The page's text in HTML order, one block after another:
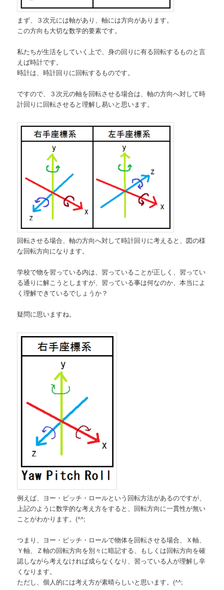
まず、３次元には軸があり、軸には方向があります。
この方向も大切な数学的要素です。
私たちが生活をしていく上で、身の回りに有る回転するものと言
えば時計です。
時計は、時計回りに回転するものです。
ですので、３次元の軸を回転させる場合は、軸の方向へ対して時
計回りに回転させると理解し易いと思います。
回転させる場合、軸の方向へ対して時計回りに考えると、図の様
な回転方向になります。
学校で物を習っている内は、習っていることが正しく、習ってい
る通りに解こうとしますが、習っている事は何なのか、本当によ
く理解できているでしょうか？
疑問に思いますね。
例えば、ヨー・ピッチ・ロールという回転方法があるのですが、
上記のように数学的な考え方をすると、回転方向に一貫性が無い
ことがわかります。(^^;
つまり、ヨー・ピッチ・ロールで物体を回転させる場合、Ｘ軸、
Ｙ軸、Ｚ軸の回転方向を別々に暗記する、もしくは回転方向を確
認しながら考えなければ成らなくなり、習っている人が理解し辛
くなります。
ただし、個人的には考え方が素晴らしいと思います。(^^;